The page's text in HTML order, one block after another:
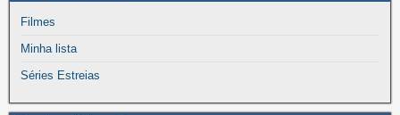
Filmes
Minha lista
Séries Estreias